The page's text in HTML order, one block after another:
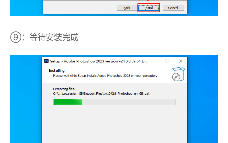
⑨：等待安装完成